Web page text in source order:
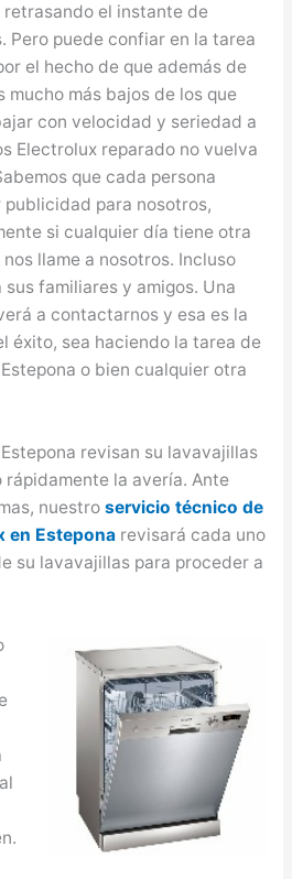
retrasando el instante de
Pero puede confiar en la tarea
el hecho de que además de
mucho más bajos de los que
con velocidad y seriedad a
Electrolux reparado no vuelva
que cada persona
para nosotros,
si cualquier día tiene otra
llame a nosotros. Incluso
familiares y amigos. Una
a contactarnos y esa es la
éxito, sea haciendo la tarea de
o bien cualquier otra
revisan su lavavajillas
la avería. Ante
nuestro servicio técnico de
en Estepona revisará cada uno
su lavavajillas para proceder a